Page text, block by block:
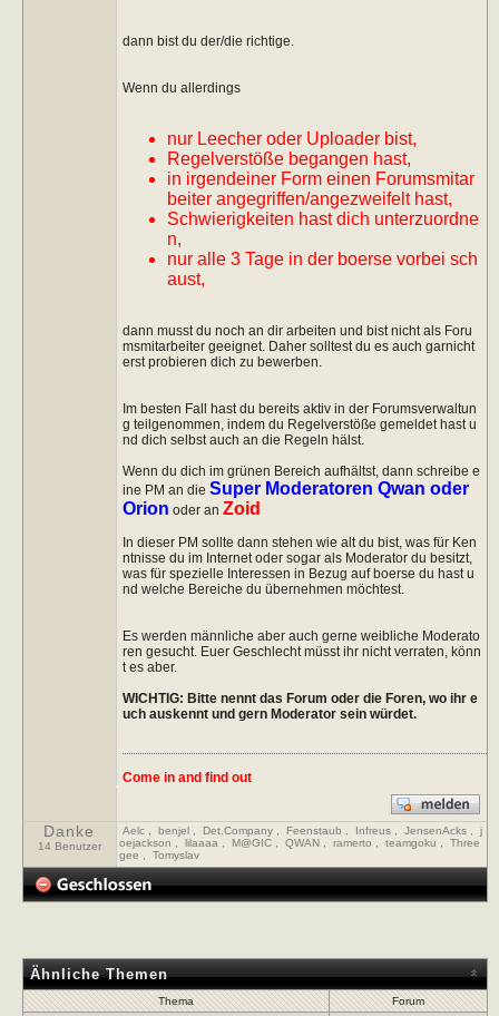
dann bist du der/die richtige.
Wenn du allerdings
nur Leecher oder Uploader bist,
Regelverstöße begangen hast,
in irgendeiner Form einen Forumsmitar
beiter angegriffen/angezweifelt hast,
Schwierigkeiten hast dich unterzuordne
n,
nur alle 3 Tage in der boerse vorbei sch
aust,
dann musst du noch an dir arbeiten und bist nicht als Foru
msmitarbeiter geeignet. Daher solltest du es auch garnicht
erst probieren dich zu bewerben.
Im besten Fall hast du bereits aktiv in der Forumsverwaltun
g teilgenommen, indem du Regelverstöße gemeldet hast u
nd dich selbst auch an die Regeln hälst.
Wenn du dich im grünen Bereich aufhältst, dann schreibe e
ine PM an die Super Moderatoren Qwan oder
Orion oder an Zoid
In dieser PM sollte dann stehen wie alt du bist, was für Ken
ntnisse du im Internet oder sogar als Moderator du besitzt,
was für spezielle Interessen in Bezug auf boerse du hast u
nd welche Bereiche du übernehmen möchtest.
Es werden männliche aber auch gerne weibliche Moderato
ren gesucht. Euer Geschlecht müsst ihr nicht verraten, könn
t es aber.
WICHTIG: Bitte nennt das Forum oder die Foren, wo ihr e
uch auskennt und gern Moderator sein würdet.
Come in and find out
Danke
14 Benutzer
Aelc benjel Det.Company Feenstaub Infreus JensenAcks
j
oejackson
lilaaaa M@GIC QWAN ramerto teamgoku
Three
gee
Tomyslav
Ähnliche Themen
Thema Forum